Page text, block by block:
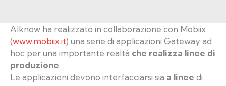
AIknow ha realizzato in collaborazione con Mobiix
(www.mobiix.it) una serie di applicazioni Gateway ad
hoc per una importante realtà che realizza linee di
produzione
Le applicazioni devono interfacciarsi sia a linee di